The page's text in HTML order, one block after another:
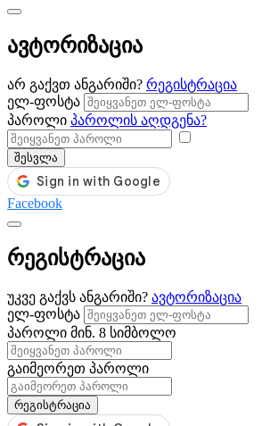
ავტორიზაცია
არ გაქვთ ანგარიში? რეგისტრაცია
ელ-ფოსტა
პაროლი პაროლის აღდგენა?
შესვლა
Facebook
რეგისტრაცია
უკვე გაქვს ანგარიში? ავტორიზაცია
ელ-ფოსტა
პაროლი მინ. 8 სიმბოლო
გაიმეორეთ პაროლი
რეგისტრაცია